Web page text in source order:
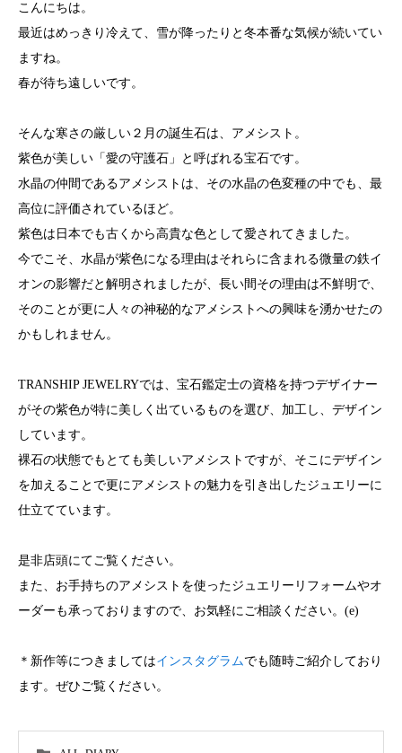
こんにちは。
最近はめっきり冷えて、雪が降ったりと冬本番な気候が続いてい
ますね。
春が待ち遠しいです。
そんな寒さの厳しい２月の誕生石は、アメシスト。
紫色が美しい「愛の守護石」と呼ばれる宝石です。
水晶の仲間であるアメシストは、その水晶の色変種の中でも、最
高位に評価されているほど。
紫色は日本でも古くから高貴な色として愛されてきました。
今でこそ、水晶が紫色になる理由はそれらに含まれる微量の鉄イ
オンの影響だと解明されましたが、長い間その理由は不鮮明で、
そのことが更に人々の神秘的なアメシストへの興味を湧かせたの
かもしれません。
TRANSHIP JEWELRYでは、宝石鑑定士の資格を持つデザイナー
がその紫色が特に美しく出ているものを選び、加工し、デザイン
しています。
裸石の状態でもとても美しいアメシストですが、そこにデザイン
を加えることで更にアメシストの魅力を引き出したジュエリーに
仕立てています。
是非店頭にてご覧ください。
また、お手持ちのアメシストを使ったジュエリーリフォームやオ
ーダーも承っておりますので、お気軽にご相談ください。(e)
＊新作等につきましてはインスタグラムでも随時ご紹介しており
ます。ぜひご覧ください。